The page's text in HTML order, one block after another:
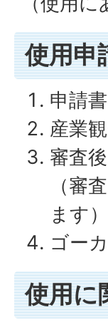
使用申
申請
産業
審査
（審
ます）
ゴー
使用に